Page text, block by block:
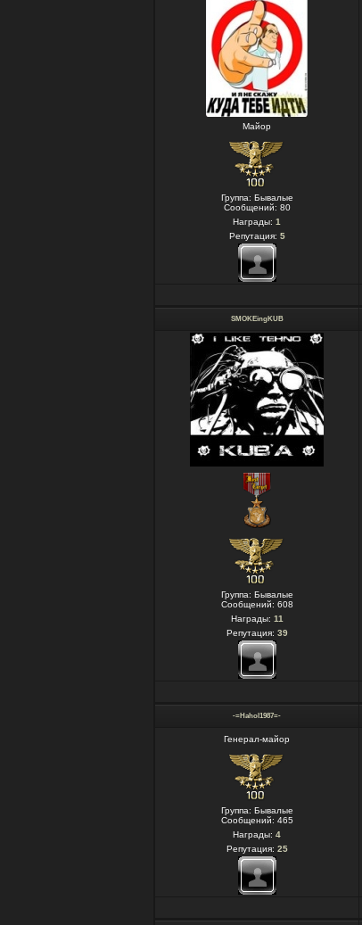
Майор
Группа: Бывалые
Сообщений: 80
Награды: 1
Репутация: 5
SMOKEingKUB
Группа: Бывалые
Сообщений: 608
Награды: 11
Репутация: 39
-=Hahol1987=-
Генерал-майор
Группа: Бывалые
Сообщений: 465
Награды: 4
Репутация: 25